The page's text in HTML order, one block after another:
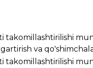
takomillashtirilishi
va
takomillashtirilishi